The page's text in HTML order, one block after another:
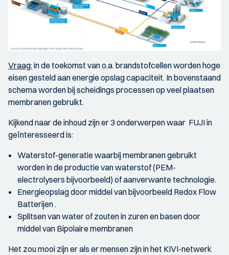
Vraag:in de toekomst van o.a. brandstofcellen worden hoge
eisen gesteld aan energie opslag capaciteit. In bovenstaand
schema worden bij scheidings processen op veel plaatsen
membranen gebruikt.
Kijkend naar de inhoud zijn er 3 onderwerpen waar FUJI in
geïnteresseerd is:
Waterstof-generatie waarbij membranen gebruikt
worden in de productie van waterstof (PEM-
electrolysers bijvoorbeeld) of aanverwante technologie.
Energieopslag door middel van bijvoorbeeld Redox Flow
Batterijen .
Splitsen van water of zouten in zuren en basen door
middel van Bipolaire membranen
Het zou mooi zijn er als er mensen zijn in het KIVI-netwerk